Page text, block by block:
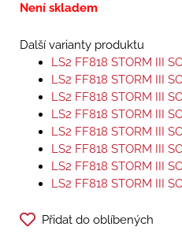
Není skladem
Další varianty produktu
LS2 FF818 STORM III
LS2 FF818 STORM III
LS2 FF818 STORM III
LS2 FF818 STORM III
LS2 FF818 STORM III
LS2 FF818 STORM III
LS2 FF818 STORM III
LS2 FF818 STORM III
Přidat do oblíbených